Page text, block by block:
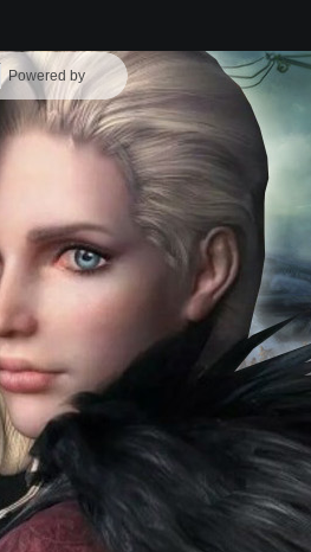
Powered by